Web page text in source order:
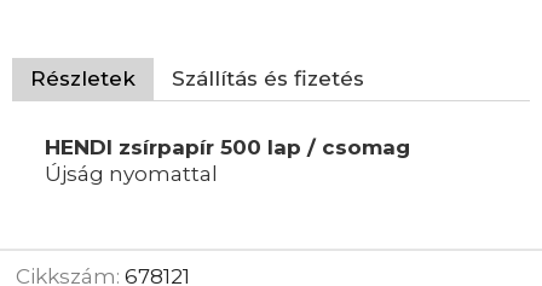
Részletek Szállítás és fizetés
HENDI zsírpapír 500 lap / csomag
Újság nyomattal
Cikkszám:678121